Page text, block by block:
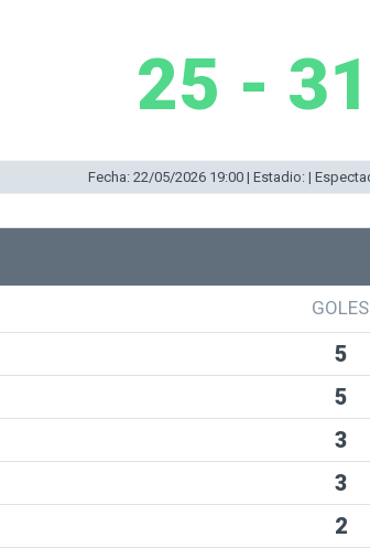
25 - 31
Fecha: 22/05/2026 19:00 | Estadio: |
GOLES
5
5
3
3
2